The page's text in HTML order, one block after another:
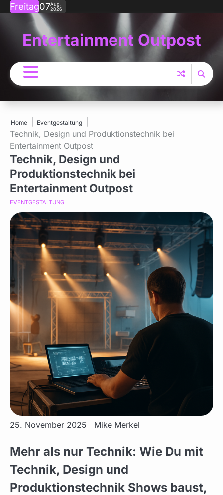
SkipFreitag07Aug.
2026
Entertainment Outpost
Home Eventgestaltung
Technik, Design und Produktionstechnik bei
Entertainment Outpost
Technik, Design und
Produktionstechnik bei
Entertainment Outpost
EVENTGESTALTUNG
25. November 2025 Mike Merkel
Mehr als nur Technik: Wie Du mit
Technik, Design und
Produktionstechnik Shows baust,